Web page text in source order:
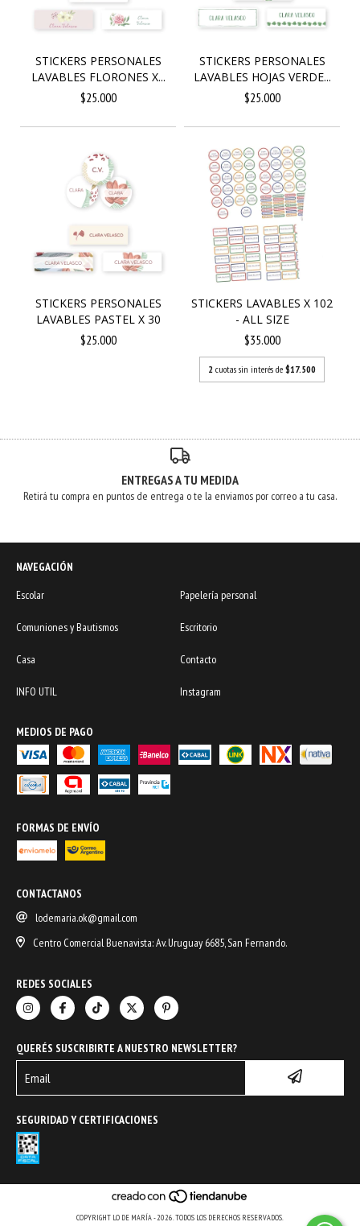
STICKERS PERSONALES
LAVABLES FLORONES X...
$25.000
STICKERS PERSONALES
LAVABLES HOJAS VERDE...
$25.000
STICKERS PERSONALES
LAVABLES PASTEL X 30
$25.000
STICKERS LAVABLES X 102
- ALL SIZE
$35.000
2 cuotas sin interés de $17.500
ENTREGAS A TU MEDIDA
Retirá tu compra en puntos de entrega o te la enviamos por correo a tu casa.
NAVEGACIÓN
Escolar
Papelería personal
Comuniones y Bautismos Escritorio
Casa Contacto
INFO UTIL Instagram
MEDIOS DE PAGO
FORMAS DE ENVÍO
CONTACTANOS
lodemaria.ok@gmail.com
Centro Comercial Buenavista: Av. Uruguay 6685, San Fernando.
REDES SOCIALES
QUERÉS SUSCRIBIRTE A NUESTRO NEWSLETTER?
SEGURIDAD Y CERTIFICACIONES
COPYRIGHT LO DE MARÍA - 2026. TODOS LOS DERECHOS RESERVADOS.